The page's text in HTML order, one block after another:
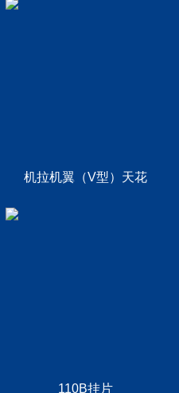
机拉机翼（V型）天花
110B挂片